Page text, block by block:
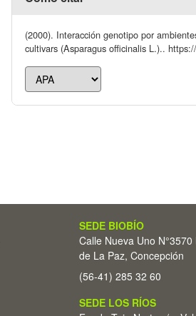
(2000). Interacción genotipo por
cultivars (Asparagus officinalis L.)..
SEDE BIOBÍO
Calle Nueva Uno
de La Paz, Concepción
(56-41) 285 32 60
SEDE LOS RÍOS